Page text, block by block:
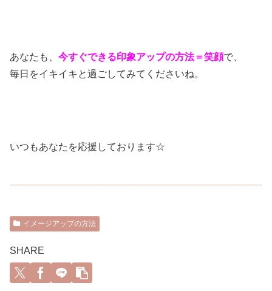
あなたも、 今すぐできる印象アップの方法＝笑顔で、
毎日をイキイキと過ごしてみてくださいね。
いつもあなたを応援しております☆
イメージアップの方法
SHARE